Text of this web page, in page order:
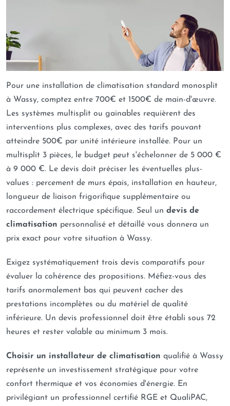
Pour une installation de climatisation standard monosplit
à Wassy, comptez entre 700€ et 1500€ de main-d'œuvre.
Les systèmes multisplit ou gainables requièrent des
interventions plus complexes, avec des tarifs pouvant
atteindre 500€ par unité intérieure installée. Pour un
multisplit 3 pièces, le budget peut s'échelonner de 5 000 €
à 9 000 €. Le devis doit préciser les éventuelles plus-
values : percement de murs épais, installation en hauteur,
longueur de liaison frigorifique supplémentaire ou
raccordement électrique spécifique. Seul un devis de
climatisation personnalisé et détaillé vous donnera un
prix exact pour votre situation à Wassy.
Exigez systématiquement trois devis comparatifs pour
évaluer la cohérence des propositions. Méfiez-vous des
tarifs anormalement bas qui peuvent cacher des
prestations incomplètes ou du matériel de qualité
inférieure. Un devis professionnel doit être établi sous 72
heures et rester valable au minimum 3 mois.
Choisir un installateur de climatisation qualifié à Wassy
représente un investissement stratégique pour votre
confort thermique et vos économies d'énergie. En
privilégiant un professionnel certifié RGE et QualiPAC,